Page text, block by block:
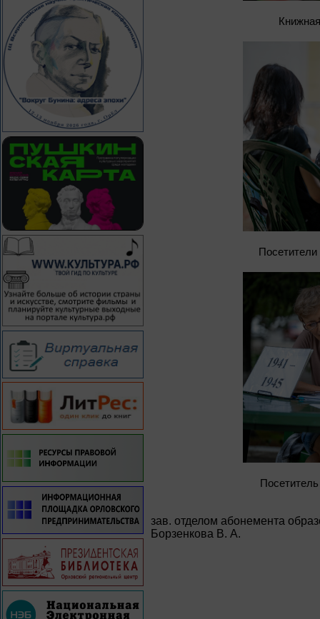
зав. отделом абонемента
Борзенкова В. А.